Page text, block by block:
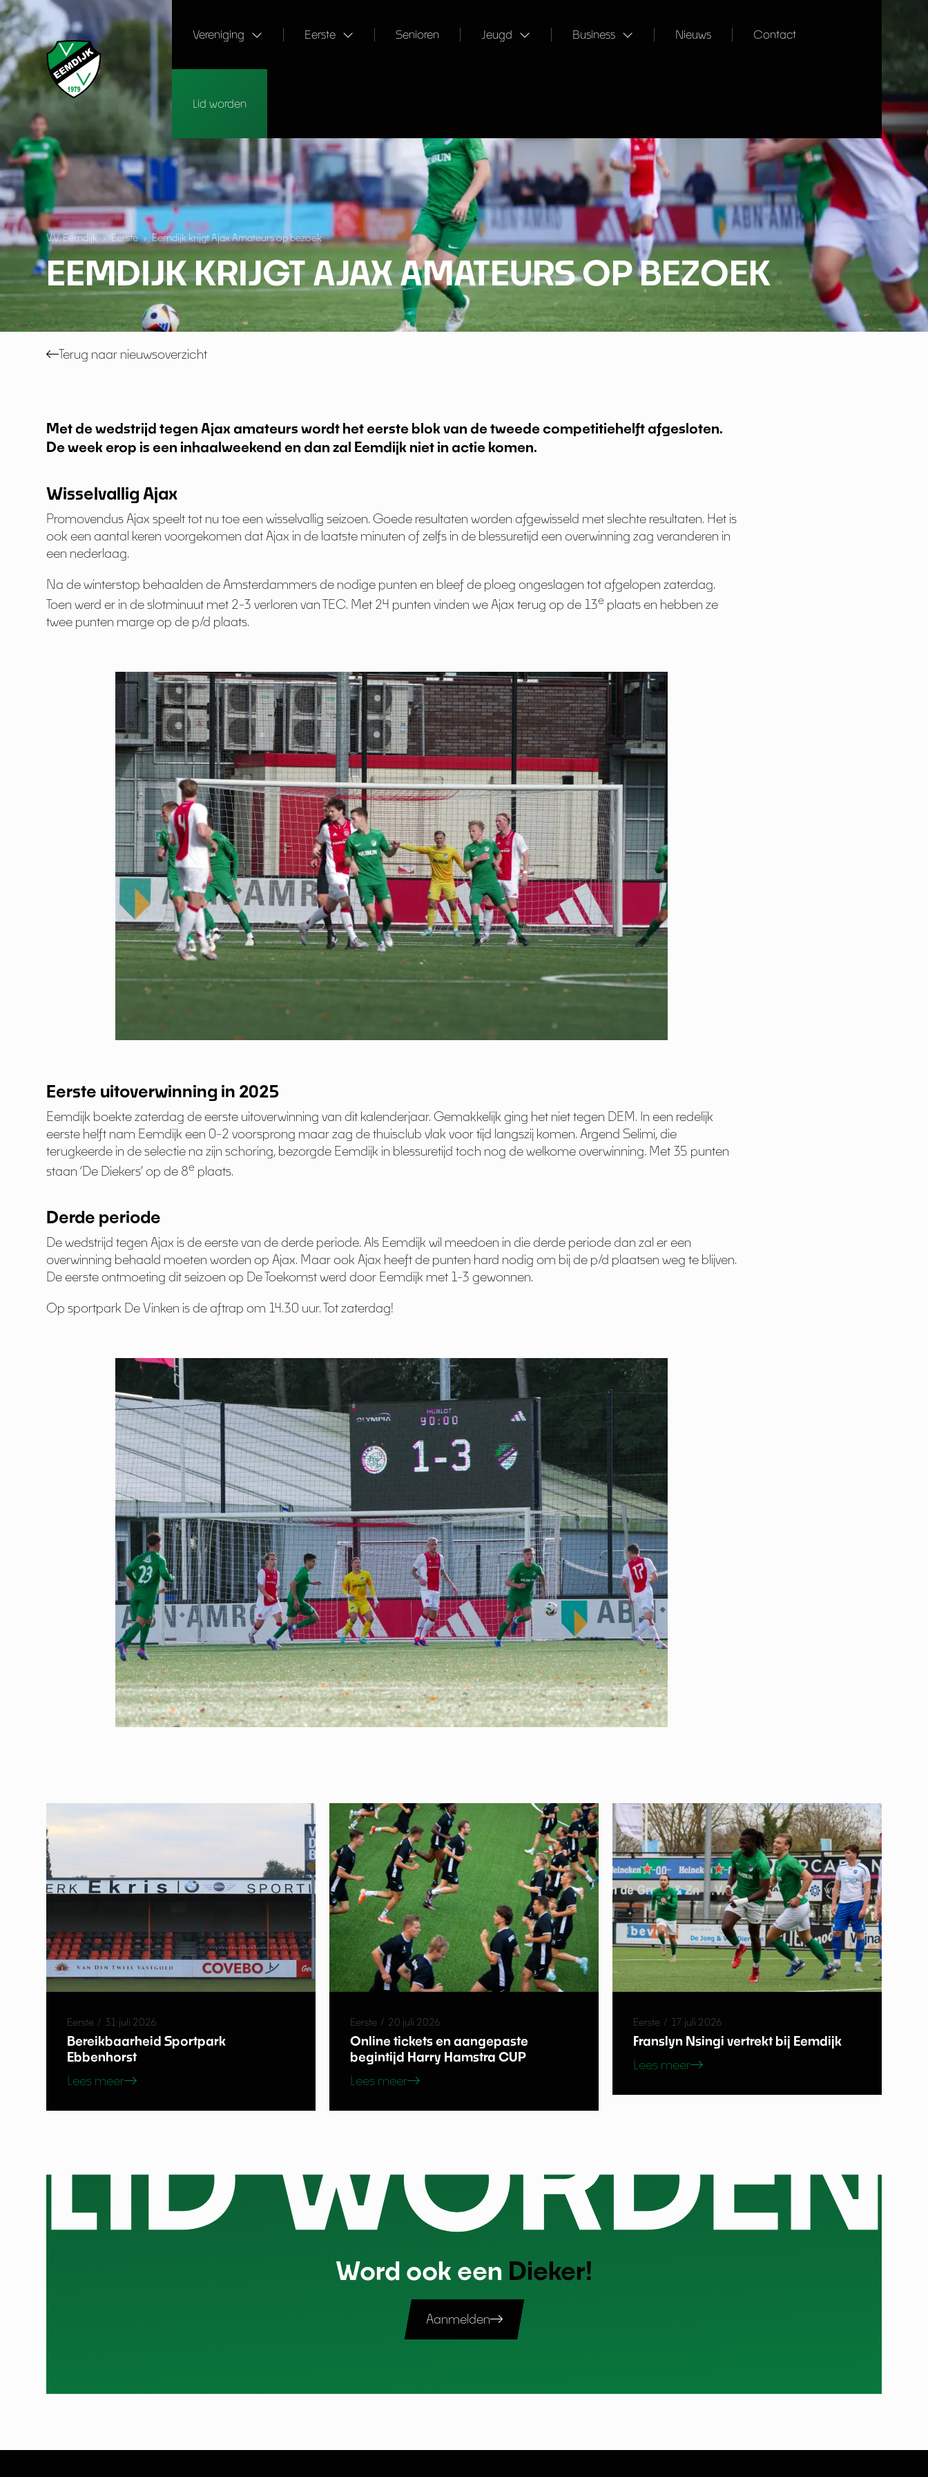
Vereniging Eerste Senioren Jeugd Business Nieuws Contact
Lid worden
V.V. Eemdijk › Eerste › Eemdijk krijgt Ajax Amateurs op bezoek
EEMDIJK KRIJGT AJAX AMATEURS OP BEZOEK
Terug naar nieuwsoverzicht
Met de wedstrijd tegen Ajax amateurs wordt het eerste blok van de tweede competitiehelft afgesloten.
De week erop is een inhaalweekend en dan zal Eemdijk niet in actie komen.
Wisselvallig Ajax
Promovendus Ajax speelt tot nu toe een wisselvallig seizoen. Goede resultaten worden afgewisseld met slechte resultaten. Het is
ook een aantal keren voorgekomen dat Ajax in de laatste minuten of zelfs in de blessuretijd een overwinning zag veranderen in
een nederlaag.
Na de winterstop behaalden de Amsterdammers de nodige punten en bleef de ploeg ongeslagen tot afgelopen zaterdag.
Toen werd er in de slotminuut met 2-3 verloren van TEC. Met 24 punten vinden we Ajax terug op de 13e plaats en hebben ze
twee punten marge op de p/d plaats.
Eerste uitoverwinning in 2025
Eemdijk boekte zaterdag de eerste uitoverwinning van dit kalenderjaar. Gemakkelijk ging het niet tegen DEM. In een redelijk
eerste helft nam Eemdijk een 0-2 voorsprong maar zag de thuisclub vlak voor tijd langszij komen. Argend Selimi, die
terugkeerde in de selectie na zijn schoring, bezorgde Eemdijk in blessuretijd toch nog de welkome overwinning. Met 35 punten
staan ‘De Diekers’ op de 8e plaats.
Derde periode
De wedstrijd tegen Ajax is de eerste van de derde periode. Als Eemdijk wil meedoen in die derde periode dan zal er een
overwinning behaald moeten worden op Ajax. Maar ook Ajax heeft de punten hard nodig om bij de p/d plaatsen weg te blijven.
De eerste ontmoeting dit seizoen op De Toekomst werd door Eemdijk met 1-3 gewonnen.
Op sportpark De Vinken is de aftrap om 14.30 uur. Tot zaterdag!
Eerste / 31 juli 2026
Bereikbaarheid Sportpark
Ebbenhorst
Lees meer
Eerste / 20 juli 2026
Online tickets en aangepaste
begintijd Harry Hamstra CUP
Lees meer
Eerste / 17 juli 2026
Franslyn Nsingi vertrekt bij Eemdijk
Lees meer
Word ook een Dieker!
Aanmelden